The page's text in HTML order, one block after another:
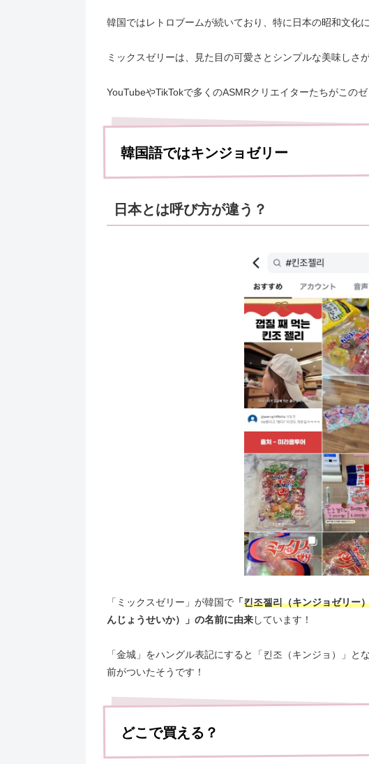
韓国ではレトロブームが続いており、特に日本の昭和文化
ミックスゼリーは、見た目の可愛さとシンプルな美味しさ
YouTubeやTikTokで多くのASMRクリエイターたちがこの
韓国語ではキンジョゼリー
日本とは呼び方が違う？
「ミックスゼリー」が韓国で 「킨조젤리（キンジョゼリー
んじょうせいか）」の名前に由来しています！
「金城」をハングル表記にすると「킨조（キンジョ）」
前がついたそうです！
どこで買える？